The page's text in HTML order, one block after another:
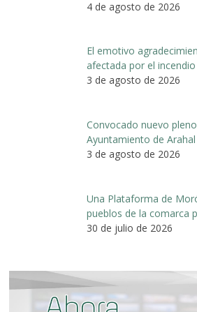
4 de agosto de 2026
El emotivo
afectada por el
3 de agosto de 2026
Convocado nuevo
Ayuntamiento de Arahal
3 de agosto de 2026
Una Plataforma de
pueblos de la comarca
30 de julio de 2026